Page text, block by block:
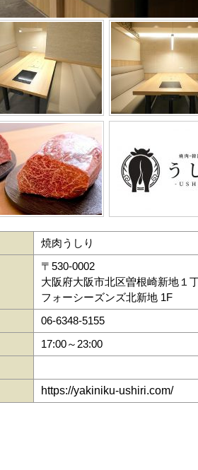
焼肉うしり
〒530-0002
大阪府大阪市北区曽根崎新地１
フォーシーズンズ北新地 1F
06-6348-5155
17:00～23:00
https://yakiniku-ushiri.com/